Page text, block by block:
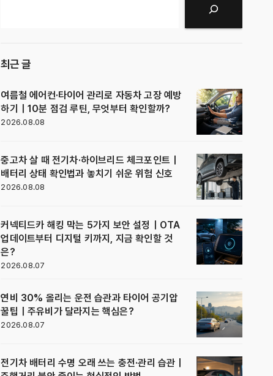
최근 글
여름철 에어컨·타이어 관리로 자동차 고장 예방
하기｜10분 점검 루틴, 무엇부터 확인할까?
2026.08.08
중고차 살 때 전기차·하이브리드 체크포인트｜
배터리 상태 확인법과 놓치기 쉬운 위험 신호
2026.08.08
커넥티드카 해킹 막는 5가지 보안 설정｜OTA
업데이트부터 디지털 키까지, 지금 확인할 것
은?
2026.08.07
연비 30% 올리는 운전 습관과 타이어 공기압
꿀팁｜주유비가 달라지는 핵심은?
2026.08.07
전기차 배터리 수명 오래 쓰는 충전·관리 습관｜